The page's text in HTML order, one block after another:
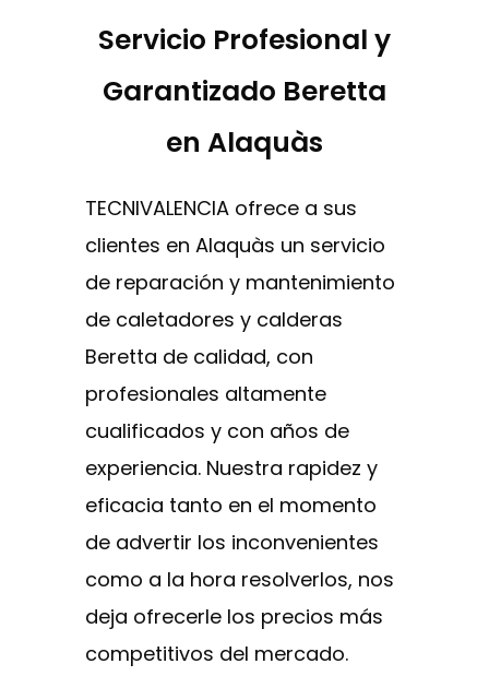
Servicio Profesional y
Garantizado Beretta
en Alaquàs
TECNIVALENCIA ofrece a sus
clientes en Alaquàs un servicio
de reparación y mantenimiento
de caletadores y calderas
Beretta de calidad, con
profesionales altamente
cualificados y con años de
experiencia. Nuestra rapidez y
eficacia tanto en el momento
de advertir los inconvenientes
como a la hora resolverlos, nos
deja ofrecerle los precios más
competitivos del mercado.